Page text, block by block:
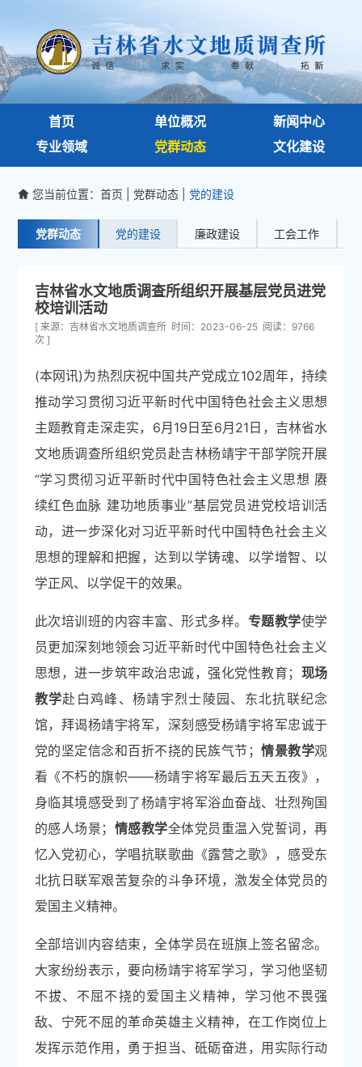
首页 单位概况
新闻中心
专业领域
党群动态 文化建设
 您当前位置：首页 党群动态 党的建设
党群动态 党的建设 廉政建设 工会工作
吉林省水文地质调查所组织开展基层党员进党
校培训活动
[ 来源：吉林省水文地质调查所 时间：2023-06-25 阅读：9766
次 ]
(本网讯)为热烈庆祝中国共产党成立102周年，持续
推动学习贯彻习近平新时代中国特色社会主义思想
主题教育走深走实，6月19日至6月21日，吉林省水
文地质调查所组织党员赴吉林杨靖宇干部学院开展
“学习贯彻习近平新时代中国特色社会主义思想 赓
续红色血脉 建功地质事业”基层党员进党校培训活
动，进一步深化对习近平新时代中国特色社会主义
思想的理解和把握，达到以学铸魂、以学增智、以
学正风、以学促干的效果。
此次培训班的内容丰富、形式多样。 专题教学使学
员更加深刻地领会习近平新时代中国特色社会主义
思想，进一步筑牢政治忠诚，强化党性教育； 现场
教学赴白鸡峰、杨靖宇烈士陵园、东北抗联纪念
馆，拜谒杨靖宇将军，深刻感受杨靖宇将军忠诚于
党的坚定信念和百折不挠的民族气节； 情景教学观
看《不朽的旗帜——杨靖宇将军最后五天五夜》，
身临其境感受到了杨靖宇将军浴血奋战、壮烈殉国
的感人场景； 情感教学全体党员重温入党誓词，再
忆入党初心，学唱抗联歌曲《露营之歌》，感受东
北抗日联军艰苦复杂的斗争环境，激发全体党员的
爱国主义精神。
全部培训内容结束，全体学员在班旗上签名留念。
大家纷纷表示，要向杨靖宇将军学习，学习他坚韧
不拔、不屈不挠的爱国主义精神，学习他不畏强
敌、宁死不屈的革命英雄主义精神，在工作岗位上
发挥示范作用，勇于担当、砥砺奋进，用实际行动